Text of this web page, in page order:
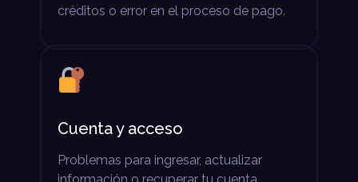
créditos o error en el proceso de pago.
Cuenta y acceso
Problemas para ingresar, actualizar
información o recuperar tu cuenta.